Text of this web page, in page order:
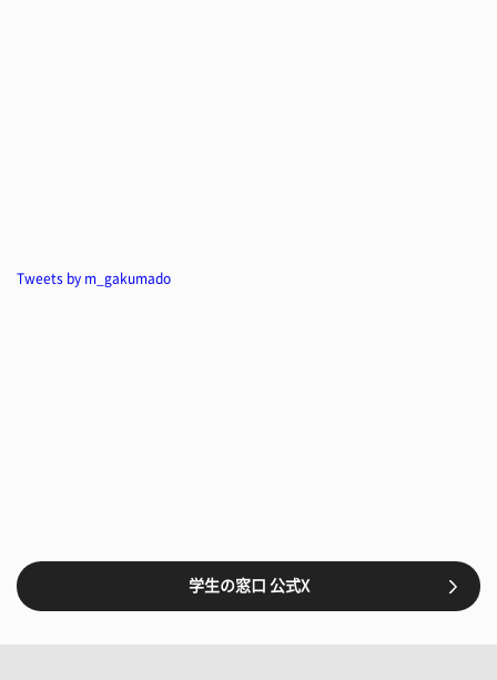
Tweets by m_gakumado
学生の窓口 公式X